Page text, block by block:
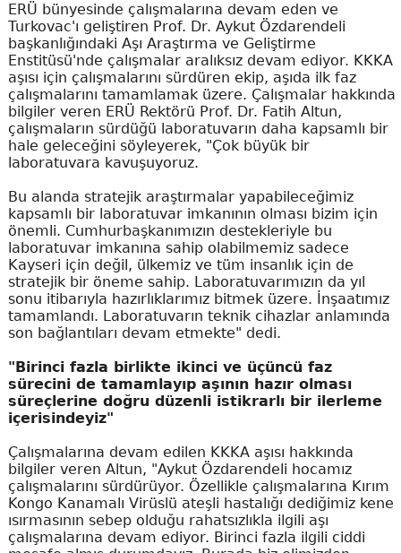
ERÜ bünyesinde çalışmalarına devam eden ve
Turkovac'ı geliştiren Prof. Dr. Aykut Özdarendeli
başkanlığındaki Aşı Araştırma ve Geliştirme
Enstitüsü'nde çalışmalar aralıksız devam ediyor. KKKA
aşısı için çalışmalarını sürdüren ekip, aşıda ilk faz
çalışmalarını tamamlamak üzere. Çalışmalar hakkında
bilgiler veren ERÜ Rektörü Prof. Dr. Fatih Altun,
çalışmaların sürdüğü laboratuvarın daha kapsamlı bir
hale geleceğini söyleyerek, "Çok büyük bir
laboratuvara kavuşuyoruz.
Bu alanda stratejik araştırmalar yapabileceğimiz
kapsamlı bir laboratuvar imkanının olması bizim için
önemli. Cumhurbaşkanımızın destekleriyle bu
laboratuvar imkanına sahip olabilmemiz sadece
Kayseri için değil, ülkemiz ve tüm insanlık için de
stratejik bir öneme sahip. Laboratuvarımızın da yıl
sonu itibarıyla hazırlıklarımız bitmek üzere. İnşaatımız
tamamlandı. Laboratuvarın teknik cihazlar anlamında
son bağlantıları devam etmekte" dedi.
"Birinci fazla birlikte ikinci ve üçüncü faz
sürecini de tamamlayıp aşının hazır olması
süreçlerine doğru düzenli istikrarlı bir ilerleme
içerisindeyiz"
Çalışmalarına devam edilen KKKA aşısı hakkında
bilgiler veren Altun, "Aykut Özdarendeli hocamız
çalışmalarını sürdürüyor. Özellikle çalışmalarına Kırım
Kongo Kanamalı Virüslü ateşli hastalığı dediğimiz kene
ısırmasının sebep olduğu rahatsızlıkla ilgili aşı
çalışmalarına devam ediyor. Birinci fazla ilgili ciddi